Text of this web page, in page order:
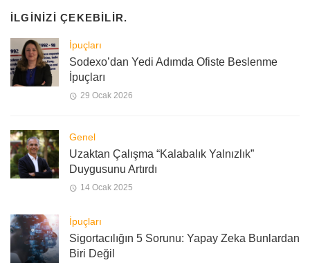
İLGINIZI ÇEKEBILIR.
İpuçları
Sodexo’dan Yedi Adımda Ofiste Beslenme
İpuçları
29 Ocak 2026
Genel
Uzaktan Çalışma “Kalabalık Yalnızlık”
Duygusunu Artırdı
14 Ocak 2025
İpuçları
Sigortacılığın 5 Sorunu: Yapay Zeka Bunlardan
Biri Değil